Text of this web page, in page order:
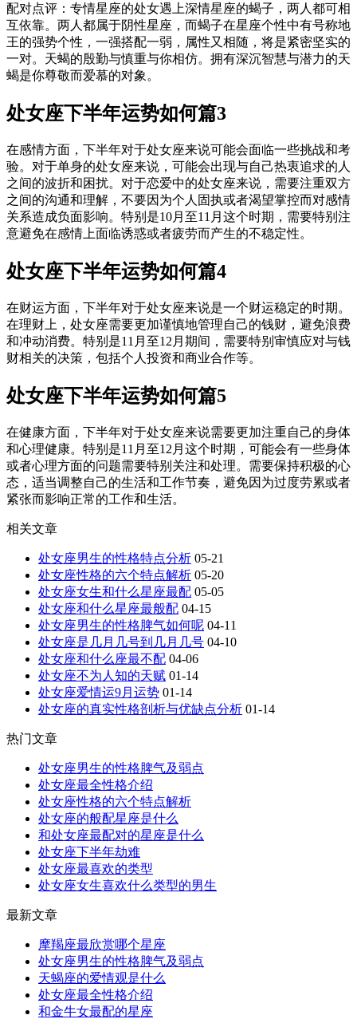
配对点评：专情星座的处女遇上深情星座的蝎子，两人都可相
互依靠。两人都属于阴性星座，而蝎子在星座个性中有号称地
王的强势个性，一强搭配一弱，属性又相随，将是紧密坚实的
一对。天蝎的殷勤与慎重与你相仿。拥有深沉智慧与潜力的天
蝎是你尊敬而爱慕的对象。
处女座下半年运势如何篇3
在感情方面，下半年对于处女座来说可能会面临一些挑战和考
验。对于单身的处女座来说，可能会出现与自己热衷追求的人
之间的波折和困扰。对于恋爱中的处女座来说，需要注重双方
之间的沟通和理解，不要因为个人固执或者渴望掌控而对感情
关系造成负面影响。特别是10月至11月这个时期，需要特别注
意避免在感情上面临诱惑或者疲劳而产生的不稳定性。
处女座下半年运势如何篇4
在财运方面，下半年对于处女座来说是一个财运稳定的时期。
在理财上，处女座需要更加谨慎地管理自己的钱财，避免浪费
和冲动消费。特别是11月至12月期间，需要特别审慎应对与钱
财相关的决策，包括个人投资和商业合作等。
处女座下半年运势如何篇5
在健康方面，下半年对于处女座来说需要更加注重自己的身体
和心理健康。特别是11月至12月这个时期，可能会有一些身体
或者心理方面的问题需要特别关注和处理。需要保持积极的心
态，适当调整自己的生活和工作节奏，避免因为过度劳累或者
紧张而影响正常的工作和生活。
相关文章
处女座男生的性格特点分析 05-21
处女座性格的六个特点解析 05-20
处女座女生和什么星座最配 05-05
处女座和什么星座最般配 04-15
处女座男生的性格脾气如何呢 04-11
处女座是几月几号到几月几号 04-10
处女座和什么座最不配 04-06
处女座不为人知的天赋 01-14
处女座爱情运9月运势 01-14
处女座的真实性格剖析与优缺点分析 01-14
热门文章
处女座男生的性格脾气及弱点
处女座最全性格介绍
处女座性格的六个特点解析
处女座的般配星座是什么
和处女座最配对的星座是什么
处女座下半年劫难
处女座最喜欢的类型
处女座女生喜欢什么类型的男生
最新文章
摩羯座最欣赏哪个星座
处女座男生的性格脾气及弱点
天蝎座的爱情观是什么
处女座最全性格介绍
和金牛女最配的星座